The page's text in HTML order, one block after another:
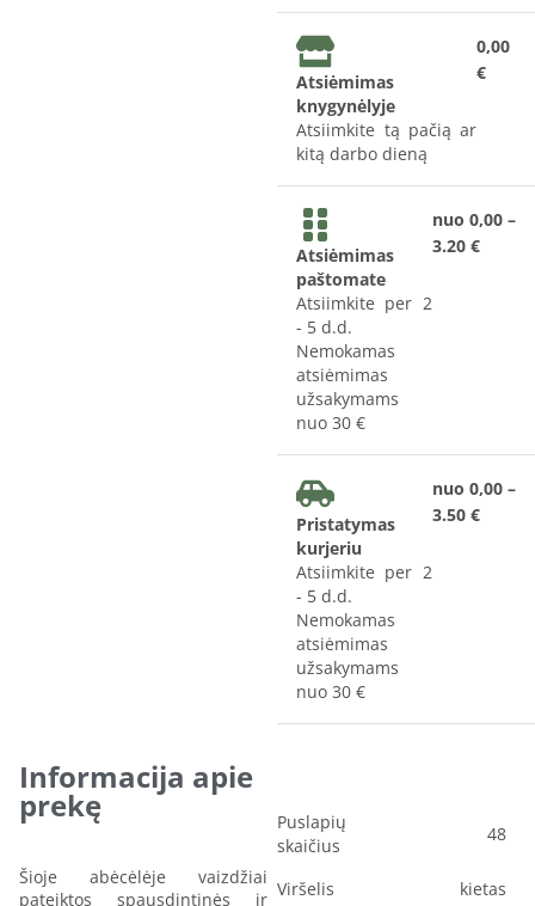
Atsiėmimas
knygynėlyje
Atsiimkite tą pačią ar
kitą darbo dieną
0,00
€
Atsiėmimas
paštomate
Atsiimkite per 2
- 5 d.d.
Nemokamas
atsiėmimas
užsakymams
nuo 30 €
nuo 0,00 –
3.20 €
Pristatymas
kurjeriu
Atsiimkite per 2
- 5 d.d.
Nemokamas
atsiėmimas
užsakymams
nuo 30 €
nuo 0,00 –
3.50 €
Informacija apie
prekę
Šioje abėcėlėje vaizdžiai
pateiktos spausdintinės ir
Puslapių
skaičius
48
Viršelis kietas